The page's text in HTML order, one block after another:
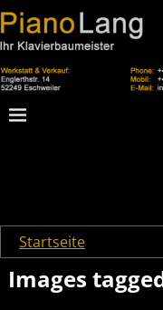
Startseite
Images